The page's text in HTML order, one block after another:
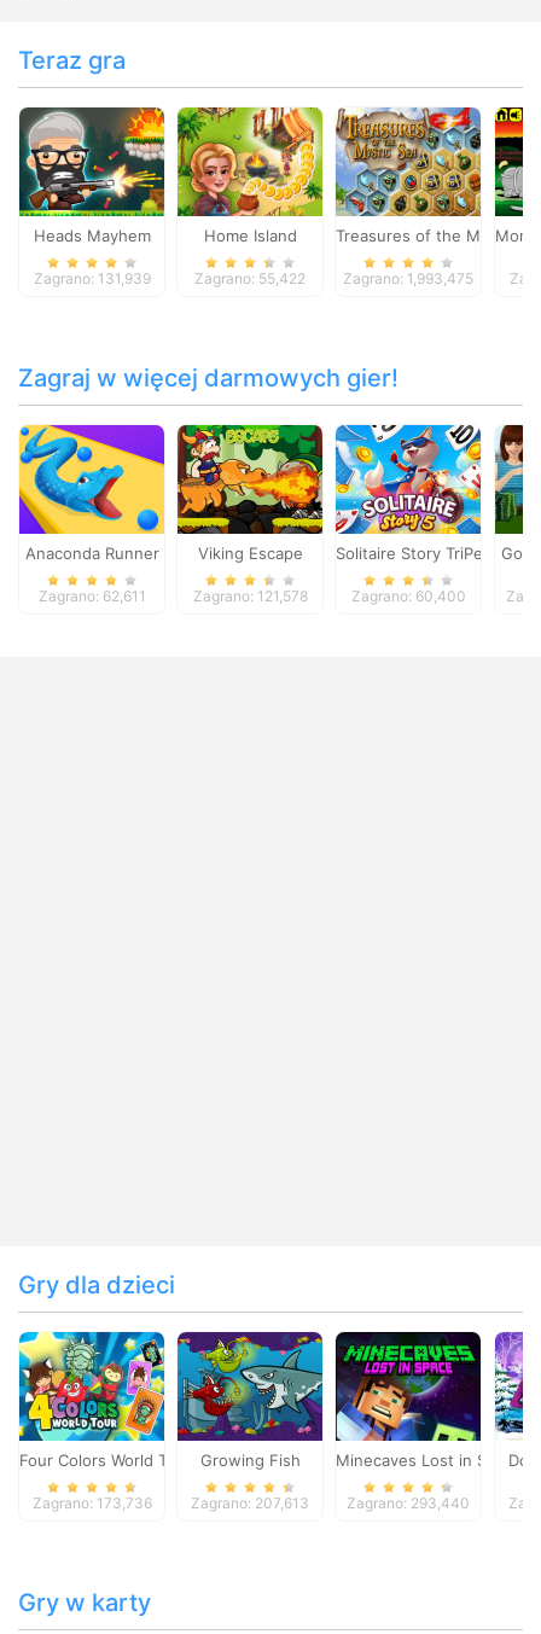
Teraz gra
Heads Mayhem
Zagrano: 131,939
Home Island
Zagrano: 55,422
Treasures of the Mystic
Zagrano: 1,993,475
Zagraj w więcej darmowych gier!
Anaconda Runner
Zagrano: 62,611
Viking Escape
Zagrano: 121,578
Solitaire Story TriPeaks 5
Zagrano: 60,400
Gry dla dzieci
Four Colors World Tour
Zagrano: 173,736
Growing Fish
Zagrano: 207,613
Minecaves Lost in Space
Zagrano: 293,440
Gry w karty